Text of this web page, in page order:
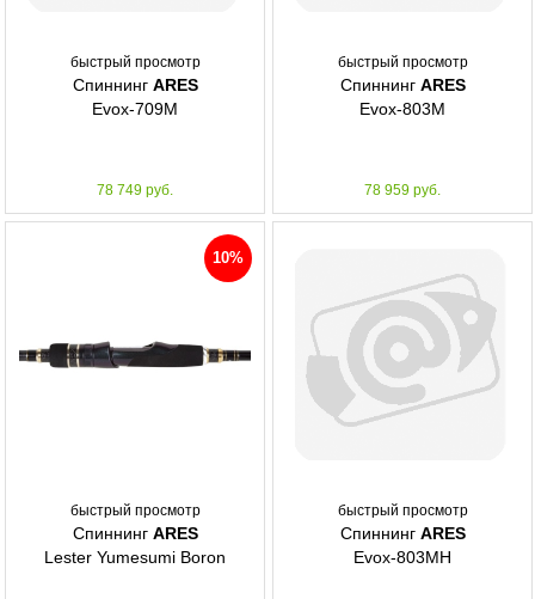
быстрый просмотр
Спиннинг ARES
Evox-709M
78 749 руб.
быстрый просмотр
Спиннинг ARES
Evox-803M
78 959 руб.
быстрый просмотр
10%
Спиннинг ARES
Lester Yumesumi Boron
быстрый просмотр
Спиннинг ARES
Evox-803MH